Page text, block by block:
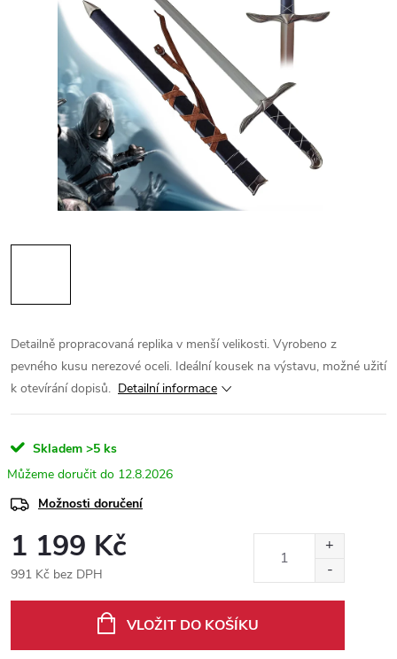
Detailně propracovaná replika v menší velikosti. Vyrobeno z
pevného kusu nerezové oceli. Ideální kousek na výstavu, možné užití
k otevírání dopisů. Detailní informace
Skladem >5 ks
12.8.2026
Možnosti doručení
1 199 Kč
991 Kč bez DPH
VLOŽIT DO KOŠÍKU